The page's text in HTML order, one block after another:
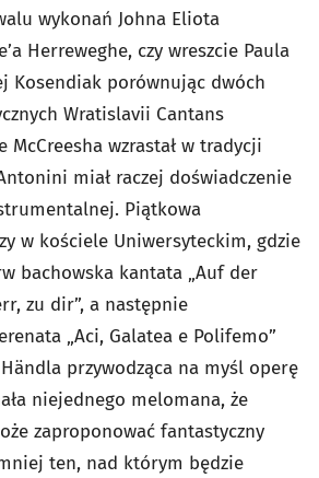
wykonań Johna Eliota
Herreweghe, czy wreszcie Paula
Kosendiak porównując dwóch
Wratislavii Cantans
McCreesha wzrastał w tradycji
miał raczej doświadczenie
Piątkowa
w kościele Uniwersyteckim, gdzie
bachowska kantata „Auf der
zu dir”, a następnie
„Aci, Galatea e Polifemo”
przywodząca na myśl operę
niejednego melomana, że
zaproponować fantastyczny
ten, nad którym będzie